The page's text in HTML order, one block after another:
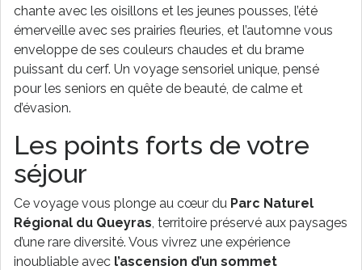
chante avec les oisillons et les jeunes pousses, l’été
émerveille avec ses prairies fleuries, et l’automne vous
enveloppe de ses couleurs chaudes et du brame
puissant du cerf. Un voyage sensoriel unique, pensé
pour les seniors en quête de beauté, de calme et
d’évasion.
Les points forts de votre
séjour
Ce voyage vous plonge au cœur du Parc Naturel
Régional du Queyras , territoire préservé aux paysages
d’une rare diversité. Vous vivrez une expérience
inoubliable avec l’ascension d’un sommet